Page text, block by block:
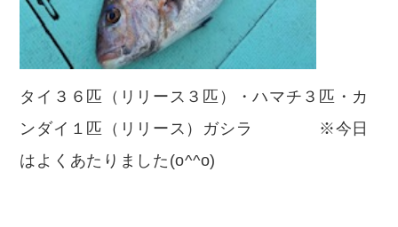
タイ３６匹（リリース３匹）・ハマチ３匹・カ
ンダイ１匹（リリース）ガシラ ※今日
はよくあたりました(o^^o)